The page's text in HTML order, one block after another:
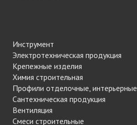
Инструмент
Электротехническая продукция
Крепежные изделия
Химия строительная
Профили отделочные, интерьерные
Сантехническая продукция
Вентиляция
Смеси строительные